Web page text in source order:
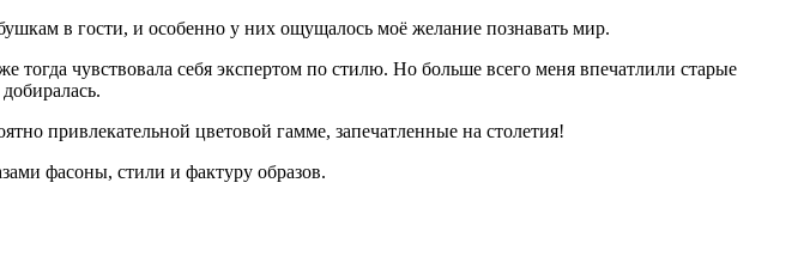
в гости, и особенно у них ощущалось моё желание познавать мир.
чувствовала себя экспертом по стилю. Но больше всего меня впечатлили старые
привлекательной цветовой гамме, запечатленные на столетия!
фасоны, стили и фактуру образов.